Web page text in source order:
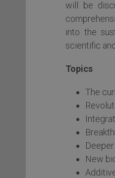
will be
into the
scientific
Topics
The
New